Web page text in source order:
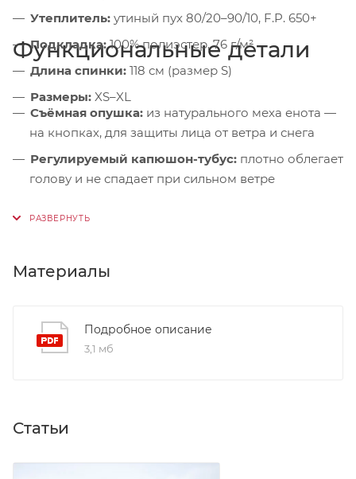
Утеплитель: утиный пух 80/20–90/10, F.P. 650+
Подкладка:100% полиэстер, 76 г/м²
Длина спинки: 118 см (размер S)
Размеры: XS–XL
Функциональные детали
Съёмная опушка: из натурального меха енота —
на кнопках, для защиты лица от ветра и снега
Регулируемый капюшон-тубус: плотно облегает
голову и не спадает при сильном ветре
зоне плеч — усиленная защита от холода
подбородка — мягкая и тёплая, не раздражает
утеплённая подпланка — надёжная герметизация
центральной застёжки
согревания рук или хранения перчаток
Материалы
Подробное описание
3,1 мб
Статьи